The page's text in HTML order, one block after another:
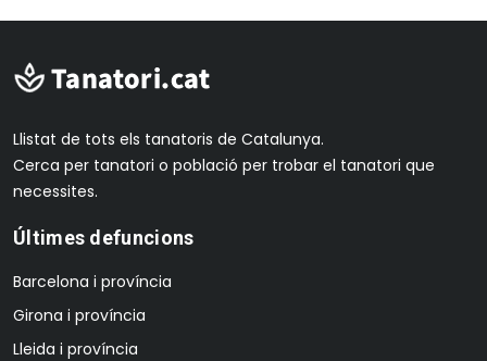
Llistat de tots els tanatoris de Catalunya.
Cerca per tanatori o població per trobar el tanatori que
necessites.
Últimes defuncions
Barcelona i província
Girona i província
Lleida i província